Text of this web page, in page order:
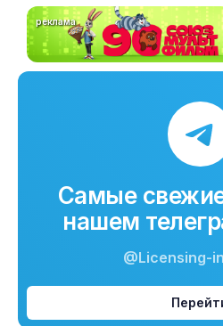
реклама
Самые
нашем
@Licensing-